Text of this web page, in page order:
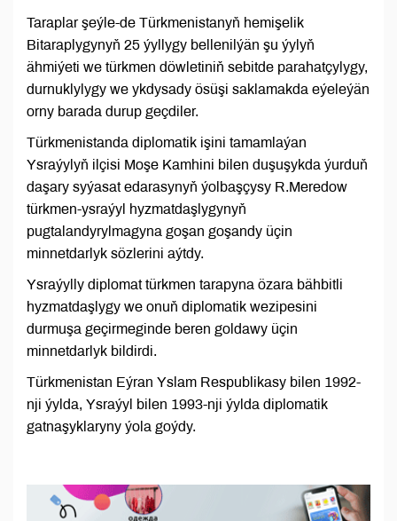
Taraplar şeýle-de Türkmenistanyň hemişelik
Bitaraplygynyň 25 ýyllygy bellenilýän şu ýylyň
ähmiýeti we türkmen döwletiniň sebitde parahatçylygy,
durnuklylygy we ykdysady ösüşi saklamakda eýeleýän
orny barada durup geçdiler.
Türkmenistanda diplomatik işini tamamlaýan
Ysraýylyň ilçisi Moşe Kamhini bilen duşuşykda ýurduň
daşary syýasat edarasynyň ýolbaşçysy R.Meredow
türkmen-ysraýyl hyzmatdaşlygynyň
pugtalandyrylmagyna goşan goşandy üçin
minnetdarlyk sözlerini aýtdy.
Ysraýylly diplomat türkmen tarapyna özara bähbitli
hyzmatdaşlygy we onuň diplomatik wezipesini
durmuşa geçirmeginde beren goldawy üçin
minnetdarlyk bildirdi.
Türkmenistan Eýran Yslam Respublikasy bilen 1992-
nji ýylda, Ysraýyl bilen 1993-nji ýylda diplomatik
gatnaşyklaryny ýola goýdy.